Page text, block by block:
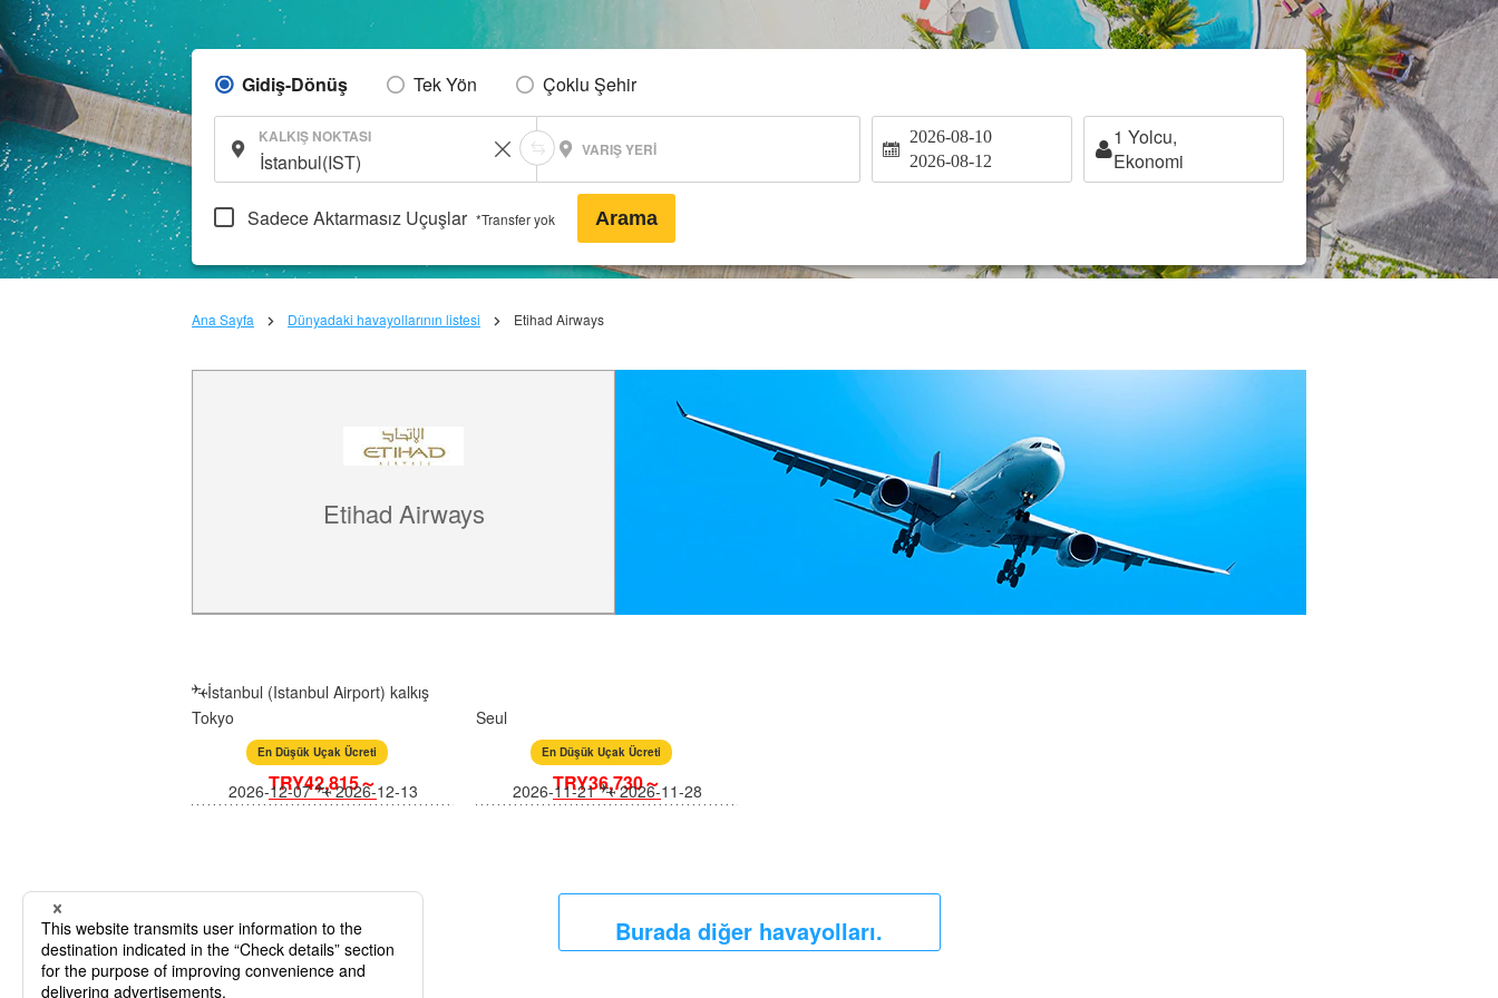
Gidiş-Dönüş Tek Yön Çoklu Şehir
KALKIŞ NOKTASI
VARIŞ YERI
2026-08-10
2026-08-12
1 Yolcu,
Ekonomi
Sadece Aktarmasız Uçuşlar *Transfer yok Arama
Ana Sayfa Dünyadaki havayollarının listesi Etihad Airways
Etihad Airways
İstanbul (Istanbul Airport) kalkış
Tokyo
En Düşük Uçak Ücreti
TRY42,815～
2026-12-07 2026-12-13
Seul
En Düşük Uçak Ücreti
TRY36,730～
2026-11-21 2026-11-28
Burada diğer havayolları.